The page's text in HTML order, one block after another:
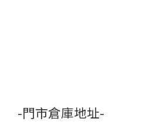
-門市倉庫地址-